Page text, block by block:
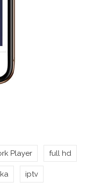
Player full hd
iptv